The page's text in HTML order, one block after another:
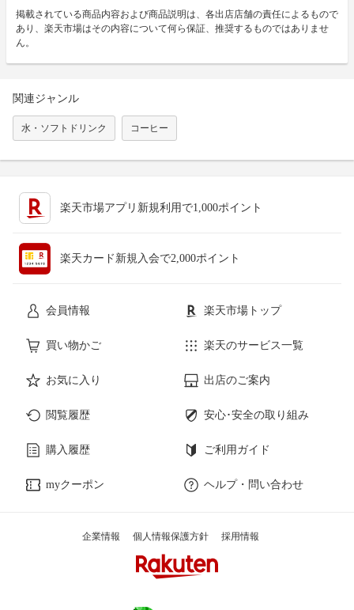
掲載されている商品内容および商品説明は、各出店店舗の責任によるもので
あり、楽天市場はその内容について何ら保証、推奨するものではありませ
ん。
関連ジャンル
水・ソフトドリンク コーヒー
楽天市場アプリ新規利用で1,000ポイント
楽天カード新規入会で2,000ポイント
会員情報 楽天市場トップ
買い物かご 楽天のサービス一覧
お気に入り 出店のご案内
閲覧履歴 安心･安全の取り組み
購入履歴 ご利用ガイド
myクーポン ヘルプ・問い合わせ
企業情報 個人情報保護方針 採用情報